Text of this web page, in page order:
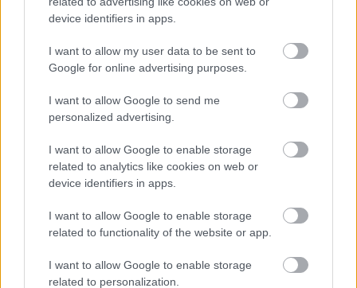
device identifiers in apps.
I want to allow my user data to be sent to
Google for online advertising purposes.
I want to allow Google to send me
personalized advertising.
I want to allow Google to enable storage
related to analytics like cookies on web or
device identifiers in apps.
I want to allow Google to enable storage
related to functionality of the website or app.
I want to allow Google to enable storage
related to personalization.
Az igazi csoda
Thor: Ragnarök
Megjött apuci! 2.
The Star
Lady Bird
Just Getting Started
Címkék:disney box office comedy morgan freeman pixar
tommy lee jones coco ron shelton james franco